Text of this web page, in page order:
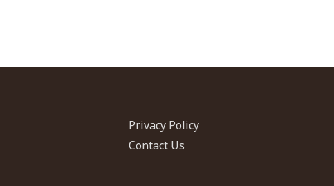
Privacy Policy
Contact Us